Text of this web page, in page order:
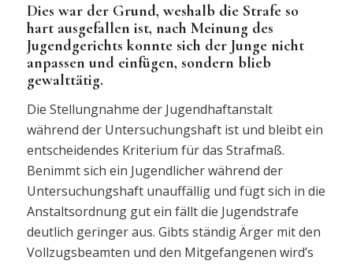
Dies war der Grund, weshalb die Strafe so
hart ausgefallen ist, nach Meinung des
Jugendgerichts konnte sich der Junge nicht
anpassen und einfügen, sondern blieb
gewalttätig.
Die Stellungnahme der Jugendhaftanstalt
während der Untersuchungshaft ist und bleibt ein
entscheidendes Kriterium für das Strafmaß.
Benimmt sich ein Jugendlicher während der
Untersuchungshaft unauffällig und fügt sich in die
Anstaltsordnung gut ein fällt die Jugendstrafe
deutlich geringer aus. Gibts ständig Ärger mit den
Vollzugsbeamten und den Mitgefangenen wird’s